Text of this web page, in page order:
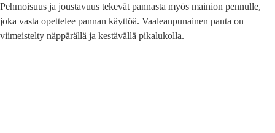
Pehmoisuus ja joustavuus tekevät pannasta myös mainion pennulle,
joka vasta opettelee pannan käyttöä. Vaaleanpunainen panta on
viimeistelty näppärällä ja kestävällä pikalukolla.